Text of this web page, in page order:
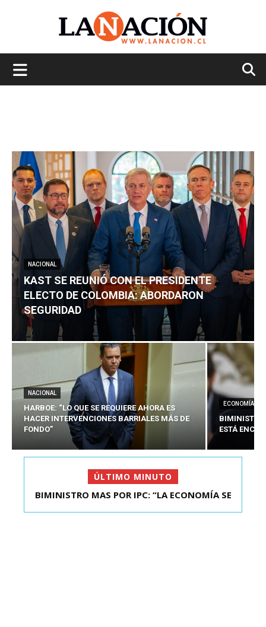
NACIONAL
KAST SE REUNIÓ CON EL PRESIDENTE
ELECTO DE COLOMBIA: ABORDARON
SEGURIDAD
NACIONAL
HARBOE: “LO QUE SE REQUIERE AHORA ES
HACER INTERVENCIONES BARRIALES MÁS DE
FONDO”
ECONOMÍA
BIMINISTRO
ESTÁ
ÚLTIMO MINUTO
KAST SE REUNIÓ CON EL PRESIDENTE ELECTO DE
BIMINISTRO MAS POR IPC: “LA ECONOMÍA SE